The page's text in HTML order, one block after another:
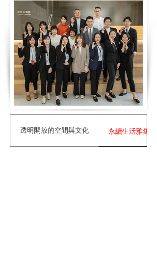
透明開放的空間與文化 永續生活雅集